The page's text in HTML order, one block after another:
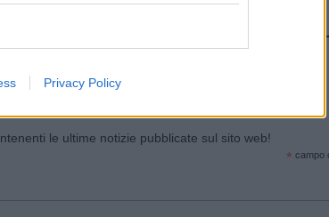
Privacy Policy
le ultime notizie pubblicate sul sito web!
* campo